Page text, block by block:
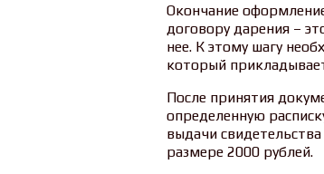
Окончание
договору дарения –
нее. К этому шагу
который
После принятия
определенную
выдачи
размере 2000 рублей.